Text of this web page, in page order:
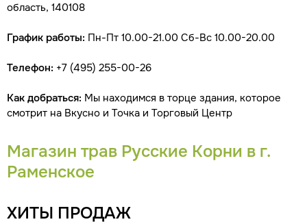
область, 140108
График работы: Пн-Пт 10.00-21.00 Сб-Вс 10.00-20.00
Телефон: +7 (495) 255-00-26
Как добраться: Мы находимся в торце здания, которое
смотрит на Вкусно и Точка и Торговый Центр
Магазин трав Русские Корни в г.
Раменское
ХИТЫ ПРОДАЖ